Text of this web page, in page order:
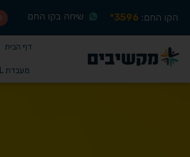
הקו החם: 3596* שיחה בקו החם
דף הבית
מעבדת RIL